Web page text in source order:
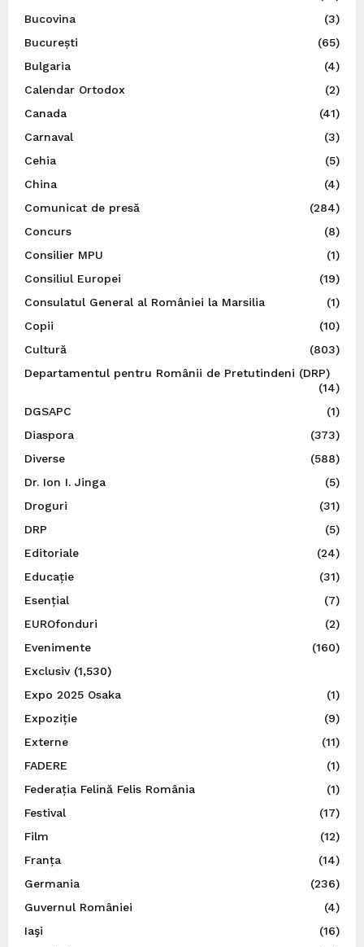
Bucovina
(3)
București
(65)
Bulgaria
(4)
Calendar Ortodox
(2)
Canada
(41)
Carnaval
(3)
Cehia
(5)
China
(4)
Comunicat de presă
(284)
Concurs
(8)
Consilier MPU
(1)
Consiliul Europei
(19)
Consulatul General al României la Marsilia
(1)
Copii
(10)
Cultură
(803)
Departamentul pentru Românii de Pretutindeni (DRP)
(14)
DGSAPC
(1)
Diaspora
(373)
Diverse
(588)
Dr. Ion I. Jinga
(5)
Droguri
(31)
DRP
(5)
Editoriale
(24)
Educație
(31)
Esențial
(7)
EUROfonduri
(2)
Evenimente
(160)
Exclusiv(1,530)
Expo 2025 Osaka
(1)
Expoziție
(9)
Externe
(11)
FADERE
(1)
Federația Felină Felis România
(1)
Festival
(17)
Film
(12)
Franța
(14)
Germania
(236)
Guvernul României
(4)
Iaşi
(16)